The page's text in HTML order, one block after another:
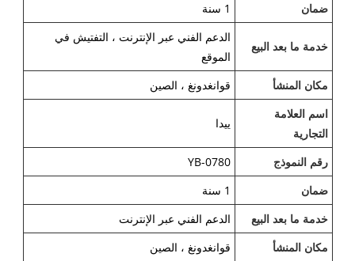
ضمان
1 سنة
خدمة ما بعد البيع
الدعم الفني عبر الإنترنت ، التفتيش في
الموقع
مكان المنشأ
قوانغدونغ ، الصين
اسم العلامة
التجارية
ييدا
رقم النموذج
YB-0780
ضمان
1 سنة
خدمة ما بعد البيع
الدعم الفني عبر الإنترنت
مكان المنشأ
قوانغدونغ ، الصين